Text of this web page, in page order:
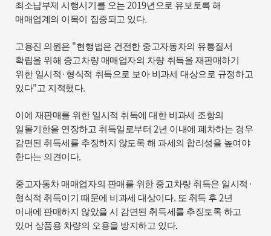
최소납부제 시행시기를 오는2019년으로 유보토록 해
매매업계의 이목이 집중되고 있다.
고용진 의원은 "현행법은 건전한 중고자동차의 유통질서
확립을 위해 중고차량 매매업자의 차량 취득을 재판매하기
위한 일시적 · 형식적 취득으로 보아 비과세 대상으로 규정하고
있다"고 지적했다.
이에 재판매를 위한 일시적 취득에 대한 비과세 조항의
일몰기한을 연장하고 취득일로부터 2년 이내에 폐차하는 경우
감면된 취득세를 추징하지 않도록 해 과세의 합리성을 높여야
한다는 의견이다.
중고자동차 매매업자의 판매를 위한 중고차량 취득은 일시적 ·
형식적 취득이기 때문에 비과세 대상이다. 또 취득 후2년
이내에 판매하지 않았을 시 감면된 취득세를 추징토록 하고
있어 상품용 차량의 오용을 방지하고 있다.